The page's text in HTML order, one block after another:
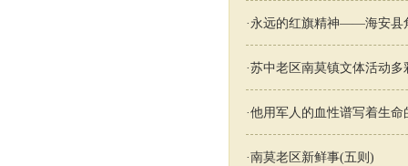
· 永远的红旗精神——海安县
·苏中老区南莫镇文体活动多
·他用军人的血性谱写着生命
·南莫老区新鲜事(五则)